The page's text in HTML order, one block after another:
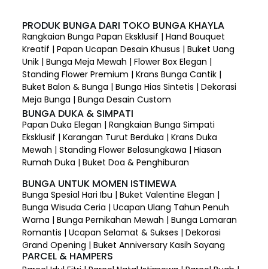
PRODUK BUNGA DARI TOKO BUNGA KHAYLA
Rangkaian Bunga Papan Eksklusif | Hand Bouquet
Kreatif | Papan Ucapan Desain Khusus | Buket Uang
Unik | Bunga Meja Mewah | Flower Box Elegan |
Standing Flower Premium | Krans Bunga Cantik |
Buket Balon & Bunga | Bunga Hias Sintetis | Dekorasi
Meja Bunga | Bunga Desain Custom
BUNGA DUKA & SIMPATI
Papan Duka Elegan | Rangkaian Bunga Simpati
Eksklusif | Karangan Turut Berduka | Krans Duka
Mewah | Standing Flower Belasungkawa | Hiasan
Rumah Duka | Buket Doa & Penghiburan
BUNGA UNTUK MOMEN ISTIMEWA
Bunga Spesial Hari Ibu | Buket Valentine Elegan |
Bunga Wisuda Ceria | Ucapan Ulang Tahun Penuh
Warna | Bunga Pernikahan Mewah | Bunga Lamaran
Romantis | Ucapan Selamat & Sukses | Dekorasi
Grand Opening | Buket Anniversary Kasih Sayang
PARCEL & HAMPERS